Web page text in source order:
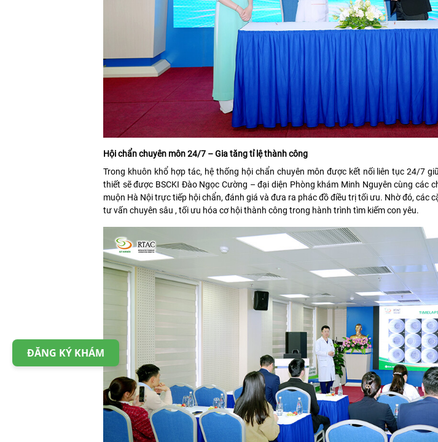
Hội chẩn chuyên môn 24/7 – Gia tăng tỉ lệ thành công
Trong khuôn khổ hợp tác, hệ thống hội chẩn chuyên môn được kết nối liên tục 24/7
thiết sẽ được BSCKI Đào Ngọc Cường – đại diện Phòng khám Minh Nguyên cùng các
muộn Hà Nội trực tiếp hội chẩn, đánh giá và đưa ra phác đồ điều trị tối ưu. Nhờ đó, các
tư vấn chuyên sâu , tối ưu hóa cơ hội thành công trong hành trình tìm kiếm con yêu.
ĐĂNG KÝ KHÁM